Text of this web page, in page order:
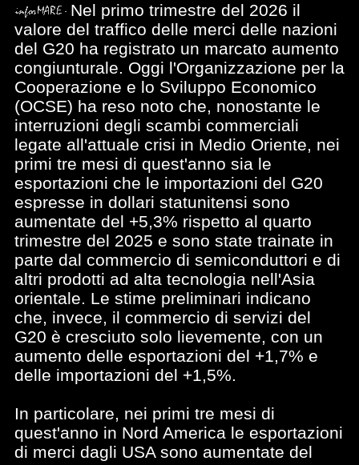
Nel primo trimestre del 2026 il
valore del traffico delle merci delle nazioni
del G20 ha registrato un marcato aumento
congiunturale. Oggi l'Organizzazione per la
Cooperazione e lo Sviluppo Economico
(OCSE) ha reso noto che, nonostante le
interruzioni degli scambi commerciali
legate all'attuale crisi in Medio Oriente, nei
primi tre mesi di quest'anno sia le
esportazioni che le importazioni del G20
espresse in dollari statunitensi sono
aumentate del +5,3% rispetto al quarto
trimestre del 2025 e sono state trainate in
parte dal commercio di semiconduttori e di
altri prodotti ad alta tecnologia nell'Asia
orientale. Le stime preliminari indicano
che, invece, il commercio di servizi del
G20 è cresciuto solo lievemente, con un
aumento delle esportazioni del +1,7% e
delle importazioni del +1,5%.
In particolare, nei primi tre mesi di
quest'anno in Nord America le esportazioni
di merci dagli USA sono aumentate del